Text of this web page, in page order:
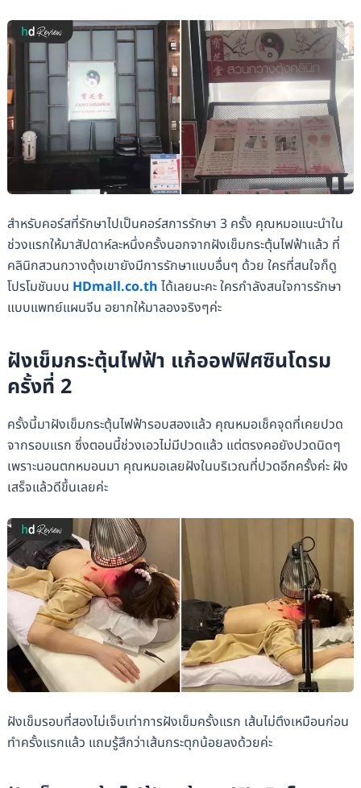
สำหรับคอร์สที่รักษาไปเป็นคอร์สการรักษา 3 ครั้ง คุณหมอแนะนำใน
ช่วงแรกให้มาสัปดาห์ละหนึ่งครั้งนอกจากฝังเข็มกระตุ้นไฟฟ้าแล้ว ที่
คลินิกสวนกวางตุ้งเขายังมีการรักษาแบบอื่นๆ ด้วย ใครที่สนใจก็ดู
โปรโมชันบน HDmall.co.th ได้เลยนะคะ ใครกำลังสนใจการรักษา
แบบแพทย์แผนจีน อยากให้มาลองจริงๆค่ะ
ฝังเข็มกระตุ้นไฟฟ้า แก้ออฟฟิศซินโดรม
ครั้งที่ 2
ครั้งนี้มาฝังเข็มกระตุ้นไฟฟ้ารอบสองแล้ว คุณหมอเช็คจุดที่เคยปวด
จากรอบแรก ซึ่งตอนนี้ช่วงเอวไม่มีปวดแล้ว แต่ตรงคอยังปวดนิดๆ
เพราะนอนตกหมอนมา คุณหมอเลยฝังในบริเวณที่ปวดอีกครั้งค่ะ ฝัง
เสร็จแล้วดีขึ้นเลยค่ะ
ฝังเข็มรอบที่สองไม่เจ็บเท่าการฝังเข็มครั้งแรก เส้นไม่ตึงเหมือนก่อน
ทำครั้งแรกแล้ว แถมรู้สึกว่าเส้นกระตุกน้อยลงด้วยค่ะ